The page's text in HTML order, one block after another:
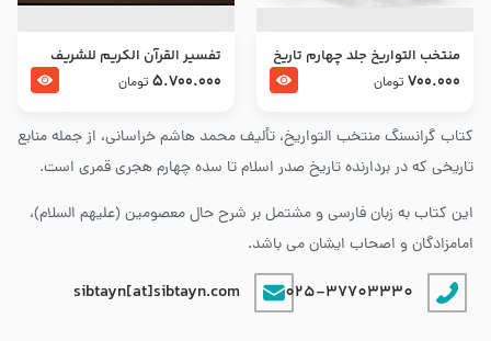
کتاب گرانسنگ منتخب التواريخ، تألیف محمد هاشم خراسانی، از جمله منابع
تاریخی که در بردارنده تاریخ صدر اسلام تا سده چهارم هجری قمری است.
این کتاب به زبان فارسی و مشتمل بر شرح حال معصومین (علیهم السلام)،
امامزادگان و اصحاب ایشان می باشد.
025-37703330
sibtayn[at]sibtayn.com
منتخب التواریخ جلد چهارم تاریخ
امام زین العابدین و امام محمد
700.000 تومان
تفسير القرآن الكريم للشريف
المرتضي قدس سرّه
5.700.000 تومان